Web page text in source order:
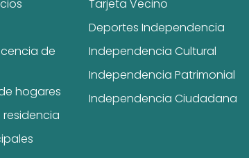
de
hogares
Tarjeta Vecino
Deportes Independencia
Independencia Cultural
Independencia Patrimonial
Independencia Ciudadana